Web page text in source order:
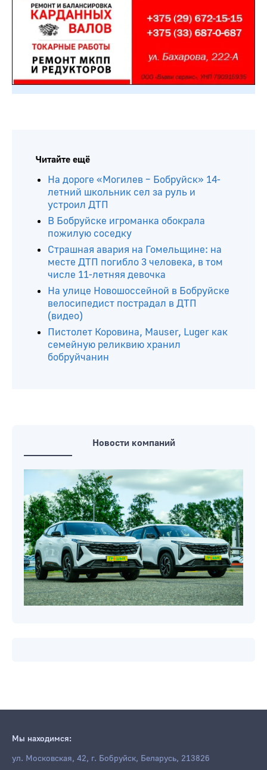
Читайте ещё
На дороге «Могилев – Бобруйск» 14-
летний школьник сел за руль и
устроил ДТП
В Бобруйске игроманка обокрала
пожилую соседку
Страшная авария на Гомельщине: на
месте ДТП погибло 3 человека, в том
числе 11-летняя девочка
На улице Новошоссейной в Бобруйске
велосипедист пострадал в ДТП
(видео)
Пистолет Коровина, Mauser, Luger как
семейную реликвию хранил
бобруйчанин
Новости компаний
Мы находимся:
ул. Московская, 42, г. Бобруйск, Беларусь, 213826